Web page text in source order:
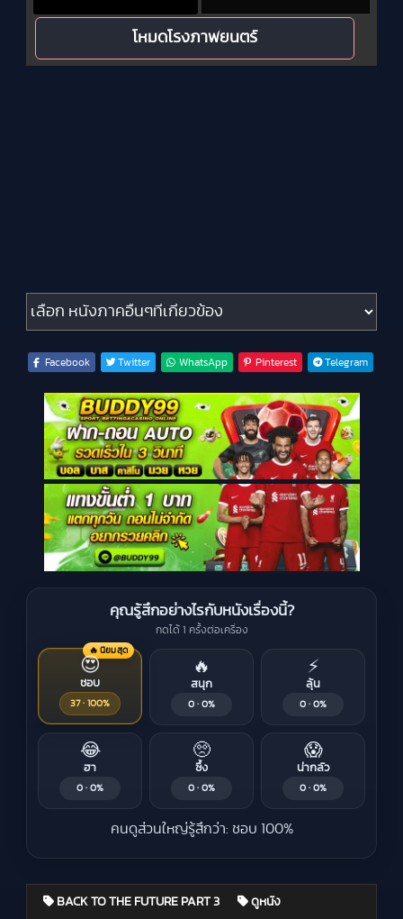
โหมดโรงภาพยนตร์
หนังภาคอื่นๆที่เกี่ยวข้อง
Facebook Twitter WhatsApp Pinterest Telegram
คุณรู้สึกอย่างไรกับหนังเรื่องนี้?
กดได้ 1 ครั้งต่อเครื่อง
🔥 นิยมสุด
😍
ชอบ
37 · 100%
🔥
สนุก
0 · 0%
⚡
ลุ้น
0 · 0%
😂
ฮา
0 · 0%
🥺
ซึ้ง
0 · 0%
😱
น่ากลัว
0 · 0%
คนดูส่วนใหญ่รู้สึกว่า: ชอบ 100%
BACK TO THE FUTURE PART 3 ดูหนัง